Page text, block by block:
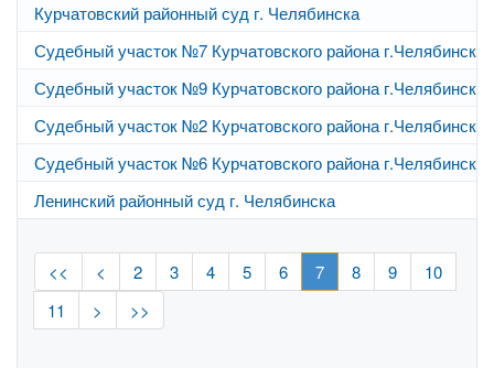
Курчатовский районный суд г. Челябинска
Судебный участок №7 Курчатовского района г.Челябинска
Судебный участок №9 Курчатовского района г.Челябинска
Судебный участок №2 Курчатовского района г.Челябинска
Судебный участок №6 Курчатовского района г.Челябинска
Ленинский районный суд г. Челябинска
<< < 2 3 4 5 6 7 8 9
10
11
> >>